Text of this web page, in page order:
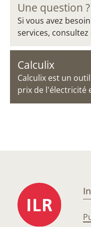
Une question ?
Si vous avez
services, consultez
Calculix
Calculix est un
prix de l'électricité